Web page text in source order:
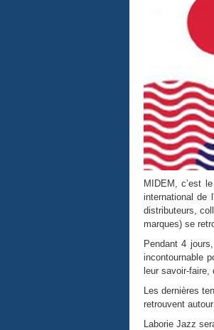
MIDEM, c’est
international de
distributeurs,
marques) se
Pendant 4
incontournable
leur savoir-faire,
Les dernières
retrouvent
Laborie Jazz